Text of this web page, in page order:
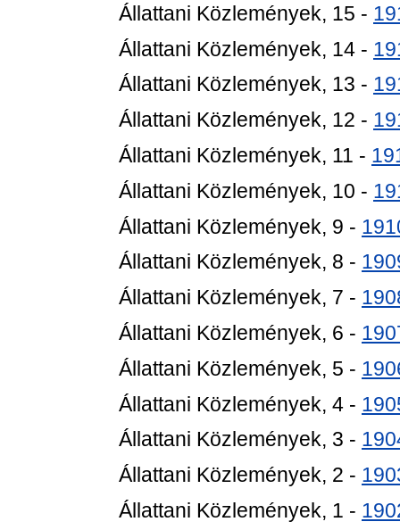
Állattani Közlemények, 15 -
Állattani Közlemények, 14 -
Állattani Közlemények, 13 -
Állattani Közlemények, 12 -
Állattani Közlemények, 11 -
Állattani Közlemények, 10 -
Állattani Közlemények, 9 -
Állattani Közlemények, 8 -
Állattani Közlemények, 7 -
Állattani Közlemények, 6 -
Állattani Közlemények, 5 -
Állattani Közlemények, 4 -
Állattani Közlemények, 3 -
Állattani Közlemények, 2 -
Állattani Közlemények, 1 -